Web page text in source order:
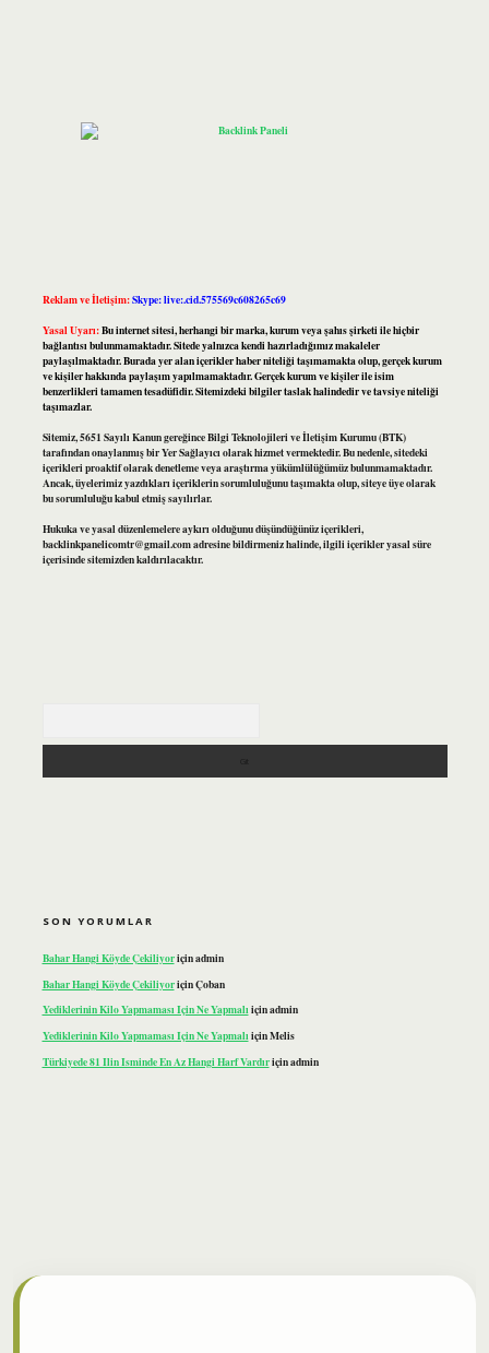
Reklam ve İletişim:Skype: live:.cid.575569c608265c69
Yasal Uyarı:Bu internet sitesi, herhangi bir marka, kurum veya şahıs şirketi ile hiçbir
bağlantısı bulunmamaktadır. Sitede yalnızca kendi hazırladığımız makaleler
paylaşılmaktadır. Burada yer alan içerikler haber niteliği taşımamakta olup, gerçek kurum
ve kişiler hakkında paylaşım yapılmamaktadır. Gerçek kurum ve kişiler ile isim
benzerlikleri tamamen tesadüfidir. Sitemizdeki bilgiler taslak halindedir ve tavsiye niteliği
taşımazlar.
Sitemiz, 5651 Sayılı Kanun gereğince Bilgi Teknolojileri ve İletişim Kurumu (BTK)
tarafından onaylanmış bir Yer Sağlayıcı olarak hizmet vermektedir. Bu nedenle, sitedeki
içerikleri proaktif olarak denetleme veya araştırma yükümlülüğümüz bulunmamaktadır.
Ancak, üyelerimiz yazdıkları içeriklerin sorumluluğunu taşımakta olup, siteye üye olarak
bu sorumluluğu kabul etmiş sayılırlar.
Hukuka ve yasal düzenlemelere aykırı olduğunu düşündüğünüz içerikleri,
backlinkpanelicomtr@gmail.comadresine bildirmeniz halinde, ilgili içerikler yasal süre
içerisinde sitemizden kaldırılacaktır.
SON YORUMLAR
Bahar Hangi Köyde Çekiliyoriçinadmin
Bahar Hangi Köyde ÇekiliyoriçinÇoban
Yediklerinin Kilo Yapmaması Için Ne Yapmalıiçinadmin
Yediklerinin Kilo Yapmaması Için Ne YapmalıiçinMelis
Türkiyede 81 Ilin Isminde En Az Hangi Harf Vardıriçinadmin